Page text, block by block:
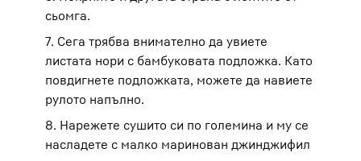
сьомга.
7. Сега трябва внимателно да увиете
листата нори с бамбуковата подложка. Като
повдигнете подложката, можете да навиете
рулото напълно.
8. Нарежете сушито си по големина и му се
насладете с малко маринован джинджифил